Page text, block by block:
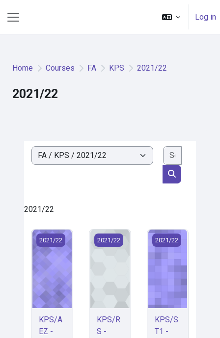
Log in
Home Courses FA KPS 2021/22
2021/22
Course categories
Search
2021/22
KPS/AEZ - Alternativní energetické zdroje (2021)
2021/22
KPS/A
EZ -
KPS/RS - Realizace staveb (2021)
2021/22
KPS/R
S -
KPS/ST1 - Civil
2021/22
KPS/S
T1 -